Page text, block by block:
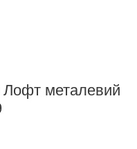
Лофт металевий